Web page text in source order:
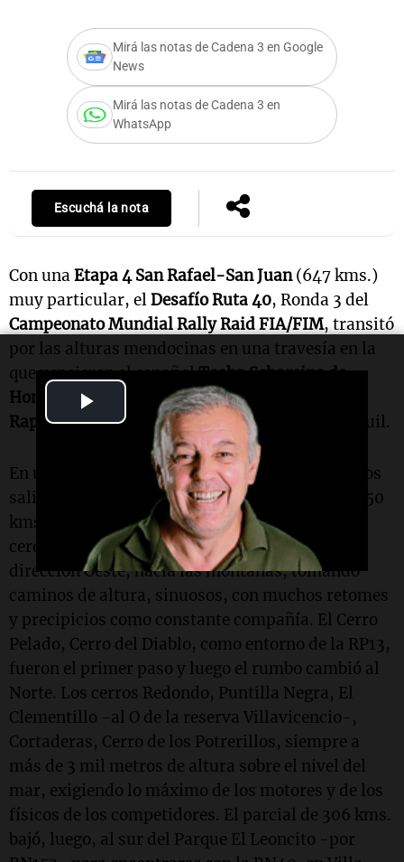
Video
Mirá las notas de Cadena 3 en Google
News
Mirá las notas de Cadena 3 en
WhatsApp
Escuchá la nota
Con unaEtapa 4 San Rafael-San Juan(647 kms.)
muy particular, elDesafío Ruta 40, Ronda 3 del
Campeonato Mundial Rally Raid FIA/FIM, transitó
por las alturas mendocinas en una travesía en la
que vencieron el españolTosha Schareina de
Honda
, en motos y Carlos Sainz
Raptor, reenganchado tras parar ayer en el Nihuil.
En una mañana fresca (3°C) y nublada, las motos
salieron muy temprano del vivac a buscar los 250
kms. de enlace, hasta la partida del especial en
cercanía de Las Heras. De allí, partieron en
dirección Oeste, hacia las montañas, tomando
caminos de altura, sinuosos, con muchos retomes
y precipicios como constante compañía. El Cerro
Pelado, Cerro del Diablo, como entorno de la RP13,
fueron el primer paso y luego el rumbo cambió al
Norte. Los cerros Redondo, Puntilla Negra, El
Clementillo -al O de la reserva Villavicencio-,
Cortaderas, Cerro de los Potrerillos, siempre a
más de 3 mil metros de altura sobre el nivel del
mar, exigiendo lo máximo de los motores y de los
físicos de los competidores. El parcial de 306 kms.
bajó, luego, al sur del Parque El Leoncito -por